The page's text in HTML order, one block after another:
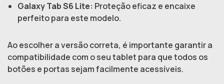
Galaxy Tab S6 Lite: Proteção eficaz e encaixe
perfeito para este modelo.
Ao escolher a versão correta, é importante garantir a
compatibilidade com o seu tablet para que todos os
botões e portas sejam facilmente acessíveis.